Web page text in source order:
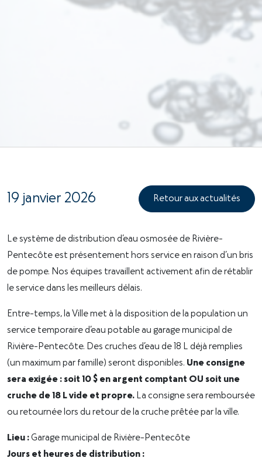
19 janvier 2026 Retour aux actualités
Le système de distribution d’eau osmosée de Rivière-
Pentecôte est présentement hors service en raison d’un bris
de pompe. Nos équipes travaillent activement afin de rétablir
le service dans les meilleurs délais.
Entre-temps, la Ville met à la disposition de la population un
service temporaire d’eau potable au garage municipal de
Rivière-Pentecôte. Des cruches d’eau de 18 L déjà remplies
(un maximum par famille) seront disponibles. Une consigne
sera exigée : soit 10 $ en argent comptant OU soit une
cruche de 18 L vide et propre. La consigne sera remboursée
ou retournée lors du retour de la cruche prêtée par la ville.
Lieu :Garage municipal de Rivière-Pentecôte
Jours et heures de distribution :